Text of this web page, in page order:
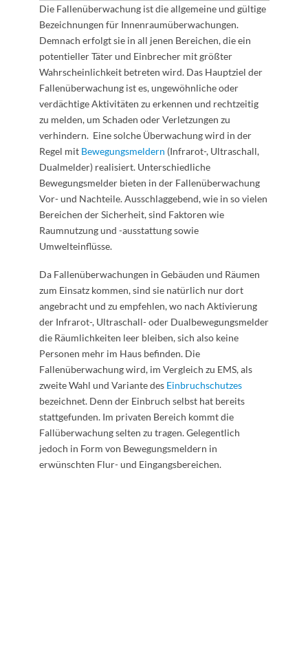
Die Fallenüberwachung ist die allgemeine und gültige
Bezeichnungen für Innenraumüberwachungen.
Demnach erfolgt sie in all jenen Bereichen, die ein
potentieller Täter und Einbrecher mit größter
Wahrscheinlichkeit betreten wird. Das Hauptziel der
Fallenüberwachung ist es, ungewöhnliche oder
verdächtige Aktivitäten zu erkennen und rechtzeitig
zu melden, um Schaden oder Verletzungen zu
verhindern. Eine solche Überwachung wird in der
Regel mit Bewegungsmeldern (Infrarot-, Ultraschall,
Dualmelder) realisiert. Unterschiedliche
Bewegungsmelder bieten in der Fallenüberwachung
Vor- und Nachteile. Ausschlaggebend, wie in so vielen
Bereichen der Sicherheit, sind Faktoren wie
Raumnutzung und -ausstattung sowie
Umwelteinflüsse.
Da Fallenüberwachungen in Gebäuden und Räumen
zum Einsatz kommen, sind sie natürlich nur dort
angebracht und zu empfehlen, wo nach Aktivierung
der Infrarot-, Ultraschall- oder Dualbewegungsmelder
die Räumlichkeiten leer bleiben, sich also keine
Personen mehr im Haus befinden. Die
Fallenüberwachung wird, im Vergleich zu EMS, als
zweite Wahl und Variante des Einbruchschutzes
bezeichnet. Denn der Einbruch selbst hat bereits
stattgefunden. Im privaten Bereich kommt die
Fallüberwachung selten zu tragen. Gelegentlich
jedoch in Form von Bewegungsmeldern in
erwünschten Flur- und Eingangsbereichen.